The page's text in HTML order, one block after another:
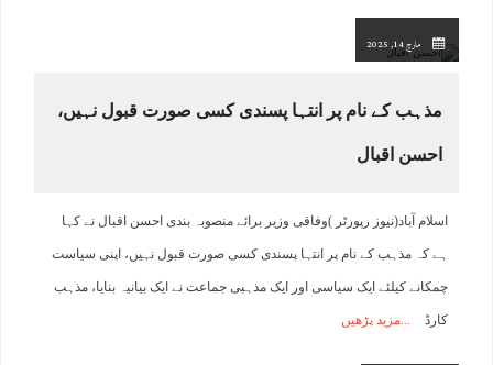
مارچ 14, 2025
مذہب کے نام پر انتہا پسندی کسی صورت قبول نہیں،
احسن اقبال
اسلام آباد(نیوز رپورٹر )وفاقی وزیر برائے منصوبہ بندی احسن اقبال نے کہا
ہے کہ مذہب کے نام پر انتہا پسندی کسی صورت قبول نہیں، اپنی سیاست
چمکانے کیلئے ایک سیاسی اور ایک مذہبی جماعت نے ایک بیانیہ بنایا، مذہب
کارڈ مزید پڑھیں